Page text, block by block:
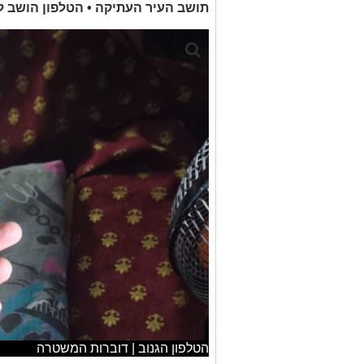
תושב העיר העתיקה • הטלפון הושב
הטלפון הגנוב | דוברות המשטרה